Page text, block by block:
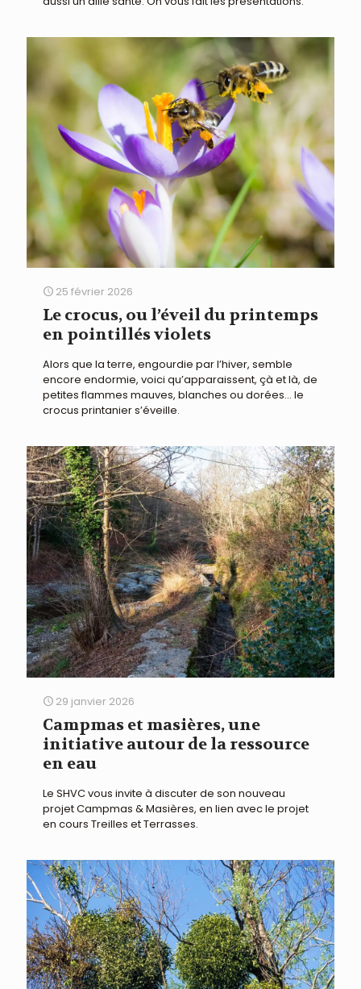
25 février 2026
Le crocus, ou l’éveil du printemps
en pointillés violets
Alors que la terre, engourdie par l’hiver, semble
encore endormie, voici qu’apparaissent, çà et là, de
petites flammes mauves, blanches ou dorées… le
crocus printanier s’éveille.
29 janvier 2026
Campmas et masières, une
initiative autour de la ressource
en eau
Le SHVC vous invite à discuter de son nouveau
projet Campmas & Masières, en lien avec le projet
en cours Treilles et Terrasses.